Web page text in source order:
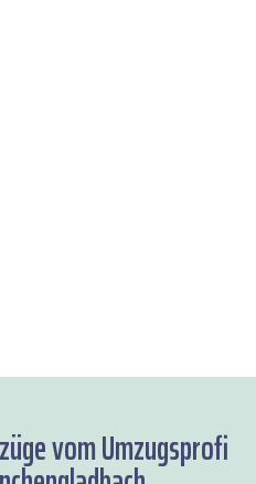
vom Umzugsprofi